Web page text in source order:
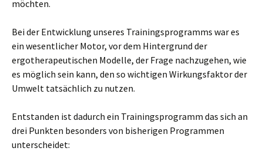
möchten.
Bei der Entwicklung unseres Trainingsprogramms war es
ein wesentlicher Motor, vor dem Hintergrund der
ergotherapeutischen Modelle, der Frage nachzugehen, wie
es möglich sein kann, den so wichtigen Wirkungsfaktor der
Umwelt tatsächlich zu nutzen.
Entstanden ist dadurch ein Trainingsprogramm das sich an
drei Punkten besonders von bisherigen Programmen
unterscheidet: